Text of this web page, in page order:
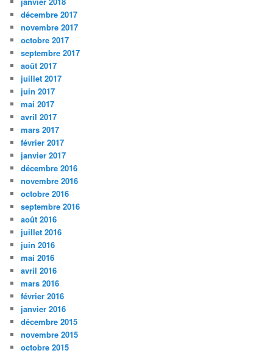
décembre 2017
novembre 2017
octobre 2017
septembre 2017
août 2017
juillet 2017
juin 2017
mai 2017
avril 2017
mars 2017
février 2017
janvier 2017
décembre 2016
novembre 2016
octobre 2016
septembre 2016
août 2016
juillet 2016
juin 2016
mai 2016
avril 2016
mars 2016
février 2016
janvier 2016
décembre 2015
novembre 2015
octobre 2015